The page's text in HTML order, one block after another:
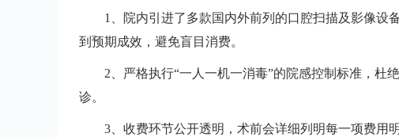
1、院内引进了多款国内外前列的口腔扫描及影像设
到预期成效，避免盲目消费。
2、严格执行“一人一机一消毒”的院感控制标准，杜
诊。
3、收费环节公开透明，术前会详细列明每一项费用